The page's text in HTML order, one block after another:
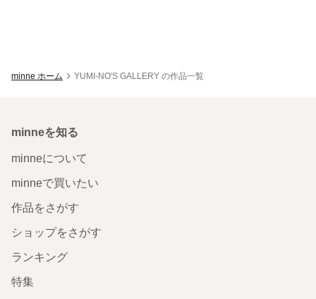
minne ホーム YUMI-NO'S GALLERY の作品一覧
minneを知る
minneについて
minneで買いたい
作品をさがす
ショップをさがす
ランキング
特集